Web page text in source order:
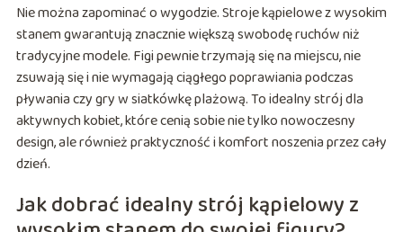
Nie można zapominać o wygodzie. Stroje kąpielowe z wysokim
stanem gwarantują znacznie większą swobodę ruchów niż
tradycyjne modele. Figi pewnie trzymają się na miejscu, nie
zsuwają się i nie wymagają ciągłego poprawiania podczas
pływania czy gry w siatkówkę plażową. To idealny strój dla
aktywnych kobiet, które cenią sobie nie tylko nowoczesny
design, ale również praktyczność i komfort noszenia przez cały
dzień.
Jak dobrać idealny strój kąpielowy z